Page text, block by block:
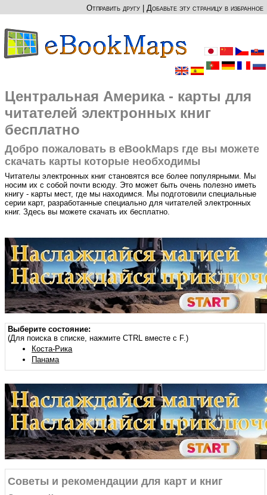
Отправить другу Добавьте эту страницу в избранное
Центральная Америка - карты для
читателей электронных книг
бесплатно
Добро пожаловать в eBookMaps где вы можете
скачать карты которые необходимы
Читателы электронных книг становятся все более популярными. Мы
носим их с собой почти всюду. Это может быть очень полезно иметь
книгу - карты мест, где мы находимся. Мы подготовили специальные
серии карт, разработанные специально для читателей электронных
книг. Здесь вы можете скачать их бесплатно.
Выберите состояние:
(Для поиска в списке, нажмите CTRL вместе с F.)
Коста-Рика
Панама
Советы и рекомендации для карт и книг